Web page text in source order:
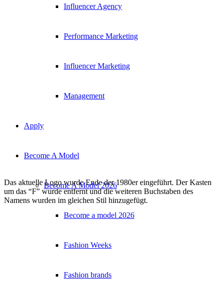
Influencer Agency
Performance Marketing
Influencer Marketing
Management
Apply
Become A Model
Become A Model 2026
Become a model 2026
Fashion Weeks
Fashion brands
Das aktuelle Logo wurde Ende der 1980er eingeführt. Der Kasten
um das “F” wurde entfernt und die weiteren Buchstaben des
Namens wurden im gleichen Stil hinzugefügt.